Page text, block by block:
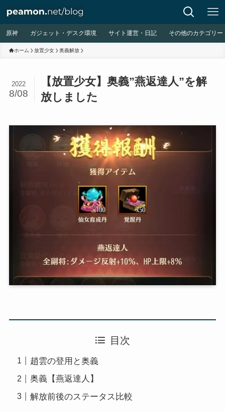
原神 ガジェット・デスク環境 サイト運営・日記 その他のカテゴリー
ホーム 放置少女 奥義解放
【放置少女】奥義”燕返達人”を解
放しました
2022
8/08
目次
趙雲の登用と奥義
奥義【燕返達人】
解放前後のステータス比較